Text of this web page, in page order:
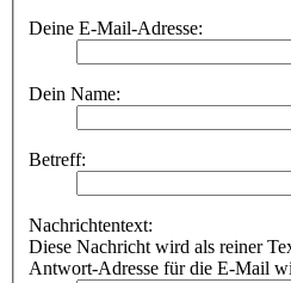
Deine E-Mail-Adresse:
Dein Name:
Betreff:
Nachrichtentext:
Diese Nachricht wird als reiner
Antwort-Adresse für die E-Mail